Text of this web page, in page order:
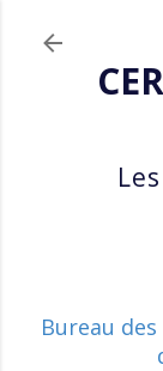
Bureau